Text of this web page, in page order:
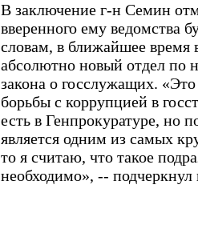
В заключение г-н Семин
вверенного ему ведомства
словам, в ближайшее время
абсолютно новый отдел по
закона о госслужащих.
борьбы с коррупцией в
есть в Генпрокуратуре, но
является одним из самых
то я считаю, что такое
необходимо», -- подчеркнул